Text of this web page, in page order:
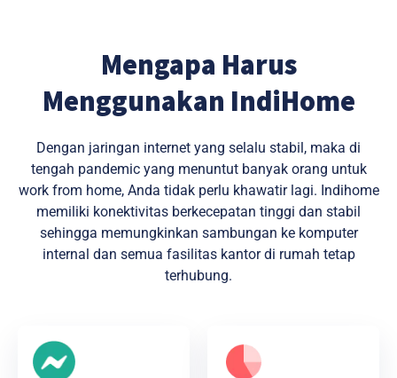
Mengapa Harus
Menggunakan IndiHome
Dengan jaringan internet yang selalu stabil, maka di
tengah pandemic yang menuntut banyak orang untuk
work from home, Anda tidak perlu khawatir lagi. Indihome
memiliki konektivitas berkecepatan tinggi dan stabil
sehingga memungkinkan sambungan ke komputer
internal dan semua fasilitas kantor di rumah tetap
terhubung.